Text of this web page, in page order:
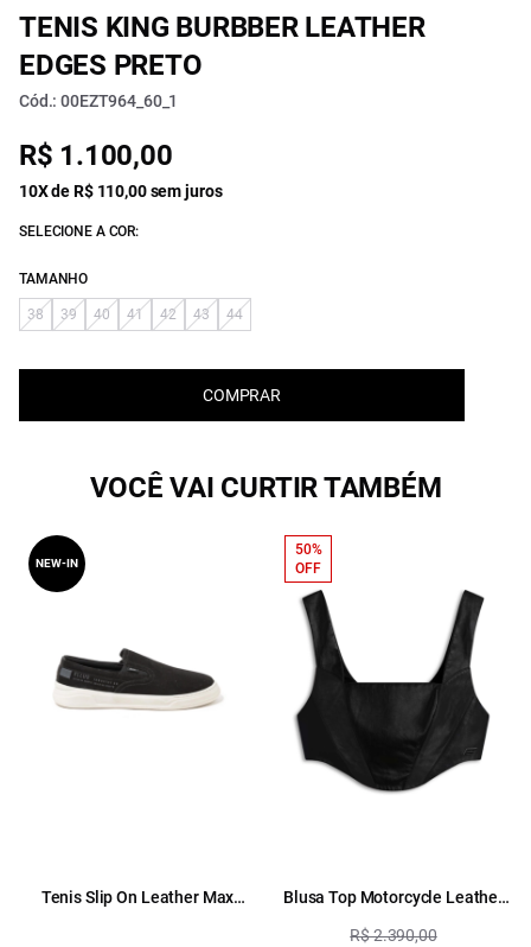
TENIS KING BURBBER LEATHER
EDGES PRETO
Cód.: 00EZT964_60_1
R$ 1.100,00
10X de R$ 110,00 sem juros
SELECIONE A COR:
TAMANHO
38 39 40 41 42 43 44
COMPRAR
VOCÊ VAI CURTIR TAMBÉM
Tenis Slip On Leather Max
NEW-IN
Blusa Top Motorcycle Leather
R$ 2.390,00
50%
OFF